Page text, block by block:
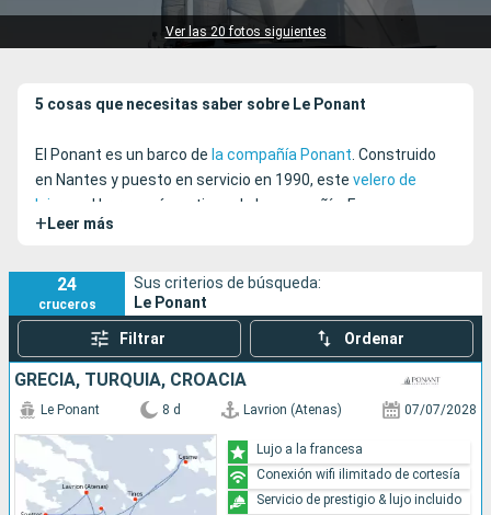
Ver las 20 fotos siguientes
5 cosas que necesitas saber sobre Le Ponant
El Ponant es un barco de la compañía Ponant. Construido
en Nantes y puesto en servicio en 1990, este velero de
lujo
es el barco más antiguo de la compañía. Fue
completamente renovado en Génova entre 2019 y 2021.
+ Leer más
24
cruceros
Sus criterios de búsqueda:
Le Ponant
Filtrar Ordenar
GRECIA, TURQUÍA, CROACIA
Le Ponant 8 d Lavrion (Atenas) 07/07/2028
Lujo a la francesa
Conexión wifi ilimitado de cortesía
Servicio de prestigio & lujo incluido